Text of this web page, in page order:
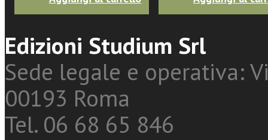
Edizioni Studium Srl
Sede legale e operativa:
00193 Roma
Tel. 06 68 65 846